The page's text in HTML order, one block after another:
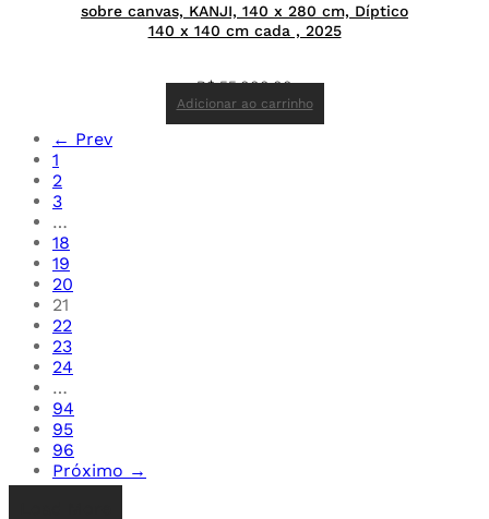
sobre canvas, KANJI, 140 x 280 cm, Díptico
140 x 140 cm cada , 2025
R$55.000,00
Adicionar ao carrinho
← Prev
1
2
3
…
18
19
20
21
22
23
24
…
94
95
96
Próximo →